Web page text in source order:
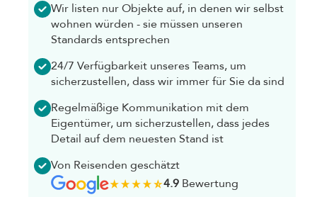
Wir listen nur Objekte auf, in denen wir selbst
wohnen würden - sie müssen unseren
Standards entsprechen
24/7 Verfügbarkeit unseres Teams, um
sicherzustellen, dass wir immer für Sie da sind
Regelmäßige Kommunikation mit dem
Eigentümer, um sicherzustellen, dass jedes
Detail auf dem neuesten Stand ist
Von Reisenden geschätzt
4.9Bewertung